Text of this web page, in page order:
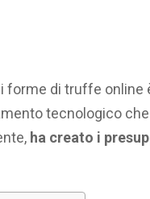
forme di truffe online
tecnologico
ha creato i